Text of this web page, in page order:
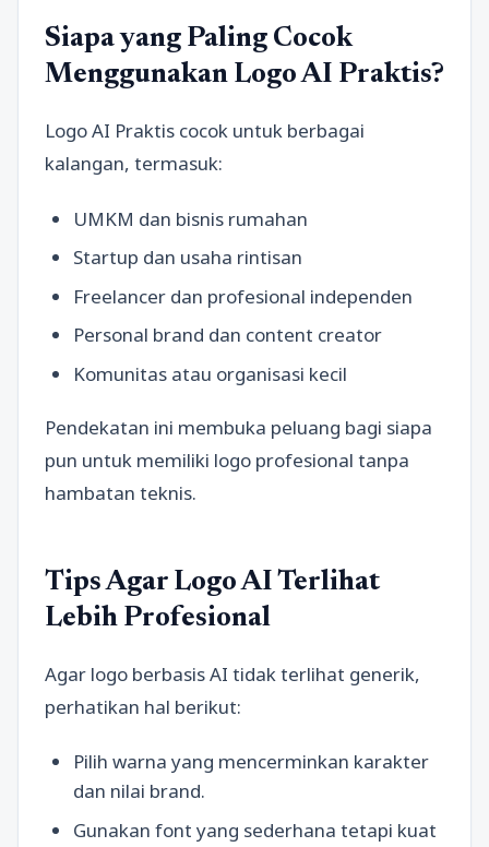
Siapa yang Paling Cocok
Menggunakan Logo AI Praktis?
Logo AI Praktis cocok untuk berbagai
kalangan, termasuk:
UMKM dan bisnis rumahan
Startup dan usaha rintisan
Freelancer dan profesional independen
Personal brand dan content creator
Komunitas atau organisasi kecil
Pendekatan ini membuka peluang bagi siapa
pun untuk memiliki logo profesional tanpa
hambatan teknis.
Tips Agar Logo AI Terlihat
Lebih Profesional
Agar logo berbasis AI tidak terlihat generik,
perhatikan hal berikut:
Pilih warna yang mencerminkan karakter
dan nilai brand.
Gunakan font yang sederhana tetapi kuat